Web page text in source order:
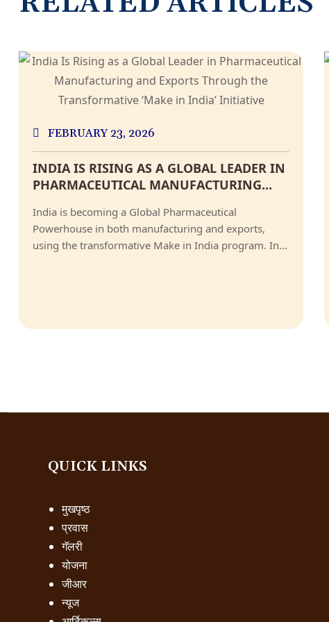
FEBRUARY 23, 2026
INDIA IS RISING AS A GLOBAL LEADER IN
PHARMACEUTICAL MANUFACTURING...
India is becoming a Global Pharmaceutical
Powerhouse in both manufacturing and exports,
using the transformative Make in India program. In...
QUICK LINKS
मुखपृष्ठ
प्रवास
गॅलरी
योजना
जीआर
न्यूज